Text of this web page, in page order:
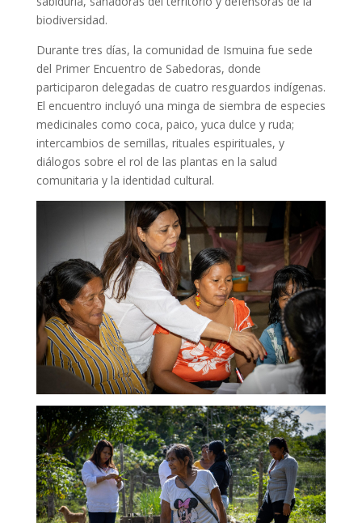
biodiversidad.
Durante tres días, la comunidad de Ismuina fue sede
del Primer Encuentro de Sabedoras, donde
participaron delegadas de cuatro resguardos indígenas.
El encuentro incluyó una minga de siembra de especies
medicinales como coca, paico, yuca dulce y ruda;
intercambios de semillas, rituales espirituales, y
diálogos sobre el rol de las plantas en la salud
comunitaria y la identidad cultural.